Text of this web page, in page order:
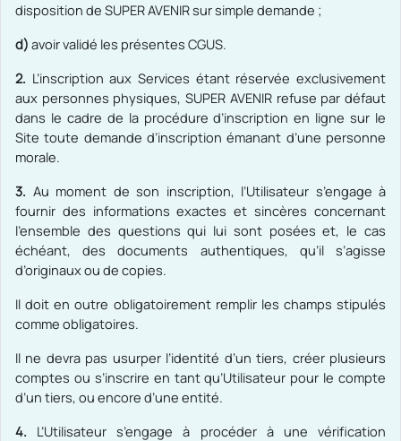
disposition de SUPER AVENIRsur simple demande ;
d) avoir validé les présentes CGUS.
2. L’inscription aux Services étant réservée exclusivement
aux personnes physiques, SUPER AVENIR refuse par défaut
dans le cadre de la procédure d’inscription en ligne sur le
Site toute demande d’inscription émanant d’une personne
morale.
3. Au moment de son inscription, l’Utilisateur s’engage à
fournir des informations exactes et sincères concernant
l’ensemble des questions qui lui sont posées et, le cas
échéant, des documents authentiques, qu’il s’agisse
d’originaux ou de copies.
Il doit en outre obligatoirement remplir les champs stipulés
comme obligatoires.
Il ne devra pas usurper l’identité d’un tiers, créer plusieurs
comptes ou s’inscrire en tant qu’Utilisateur pour le compte
d’un tiers, ou encore d’une entité.
4. L’Utilisateur s’engage à procéder à une vérification